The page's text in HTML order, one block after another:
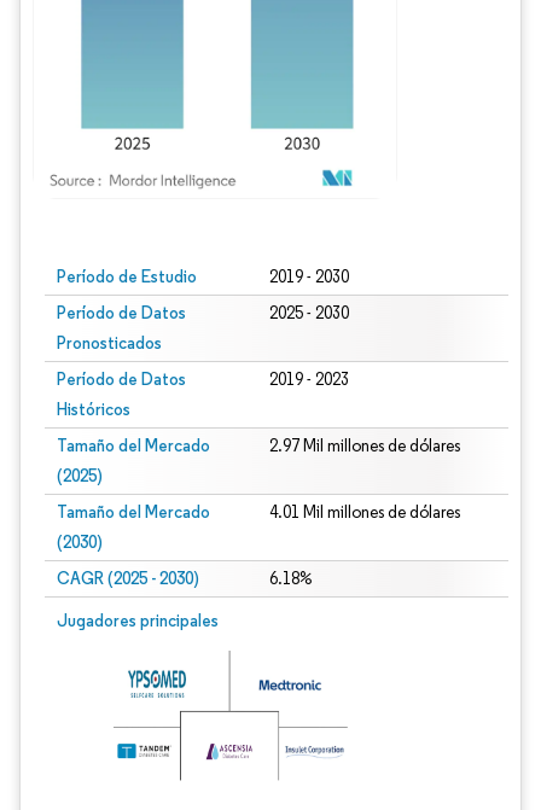
Período de Estudio 2019 - 2030
Período de Datos
Pronosticados
2025 - 2030
Período de Datos
Históricos
2019 - 2023
Tamaño del Mercado
(2025)
2.97 Mil millones de dólares
Tamaño del Mercado
(2030)
4.01 Mil millones de dólares
CAGR (2025 - 2030) 6.18%
Jugadores principales